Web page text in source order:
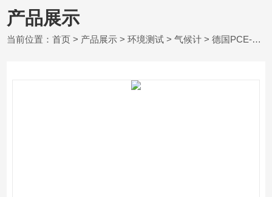
产品展示
当前位置：首页 > 产品展示 >环境测试 >气候计 > 德国PCE-555BT - 带蓝牙的手持式环境气候计